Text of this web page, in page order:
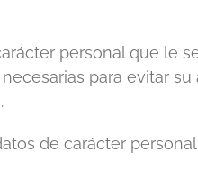
personal que le
para evitar
de carácter personal,